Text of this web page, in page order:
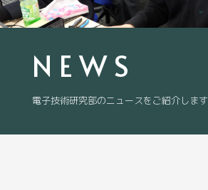
NEWS
電子技術研究部のニュースをご紹介します